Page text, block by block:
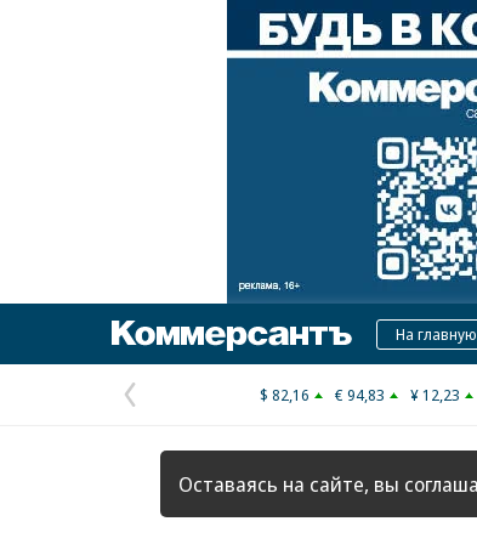
Коммерсантъ
На
Предыдущая
страница
$ 82,16 € 94,83 ¥ 12,23
Оставаясь на сайте, вы